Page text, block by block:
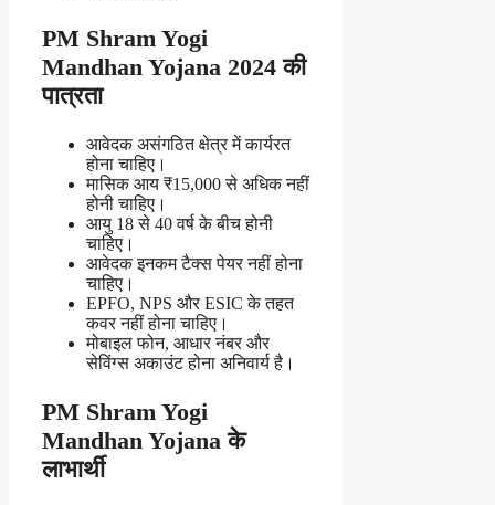
PM Shram Yogi
Mandhan Yojana 2024 की
पात्रता
आवेदक असंगठित क्षेत्र में कार्यरत
होना चाहिए।
मासिक आय ₹15,000 से अधिक नहीं
होनी चाहिए।
आयु 18 से 40 वर्ष के बीच होनी
चाहिए।
आवेदक इनकम टैक्स पेयर नहीं होना
चाहिए।
EPFO, NPS और ESIC के तहत
कवर नहीं होना चाहिए।
मोबाइल फोन, आधार नंबर और
सेविंग्स अकाउंट होना अनिवार्य है।
PM Shram Yogi
Mandhan Yojana के
लाभार्थी